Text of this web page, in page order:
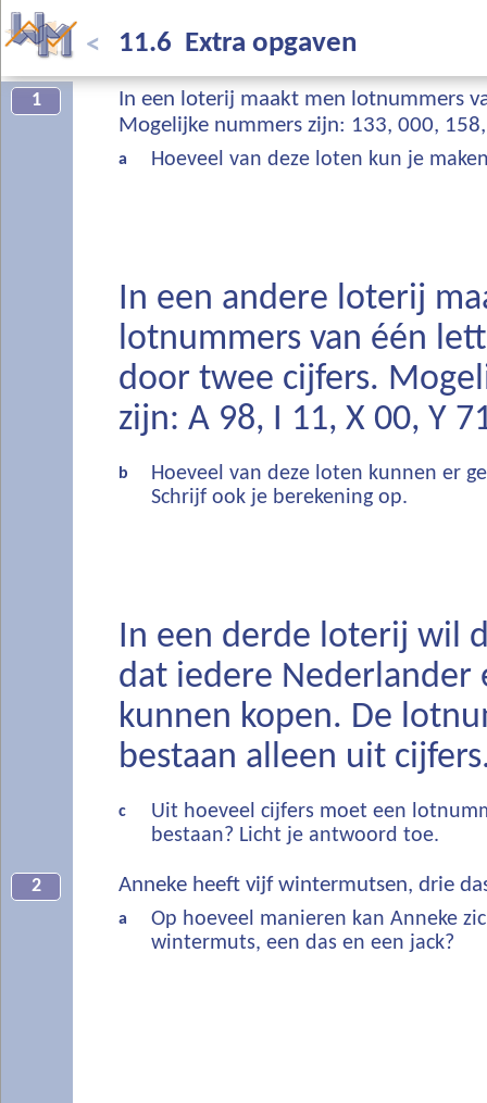
< 11.6 Extra opgaven
1
In een loterij maakt men lotnummers
Mogelijke nummers zijn: 133, 000,
a Hoeveel van deze loten kun je
In een andere loterij
lotnummers van één
door twee cijfers.
zijn: A 98, I 11, X 00, Y
b
Hoeveel van deze loten kunnen er
Schrijf ook je berekening op.
In een derde loterij wil
dat iedere Nederlander
kunnen kopen. De
bestaan alleen uit
c
Uit hoeveel cijfers moet een
bestaan? Licht je antwoord toe.
2 Anneke heeft vijf wintermutsen, drie
a
Op hoeveel manieren kan Anneke
wintermuts, een das en een jack?